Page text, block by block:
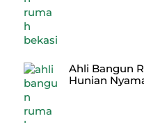
Ahli Bangun
Hunian